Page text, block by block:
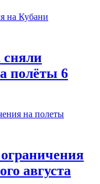
сняли
полёты 6
августа